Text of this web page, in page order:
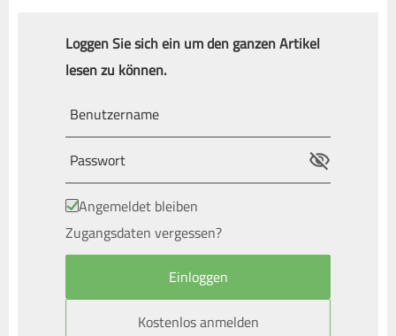
Loggen Sie sich ein um den ganzen Artikel
lesen zu können.
Angemeldet bleiben
Zugangsdaten vergessen?
Kostenlos anmelden